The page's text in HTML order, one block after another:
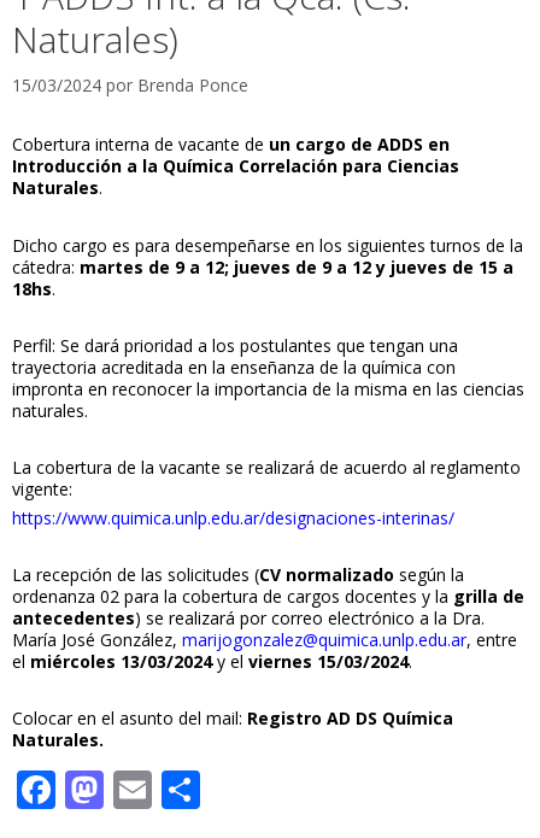
Naturales)
15/03/2024 por Brenda Ponce
Cobertura interna de vacante de un cargo de ADDS en
Introducción a la Química Correlación para Ciencias
Naturales.
Dicho cargo es para desempeñarse en los siguientes turnos de la
cátedra: martes de 9 a 12; jueves de 9 a 12 y jueves de 15 a
18hs.
Perfil: Se dará prioridad a los postulantes que tengan una
trayectoria acreditada en la enseñanza de la química con
impronta en reconocer la importancia de la misma en las ciencias
naturales.
La cobertura de la vacante se realizará de acuerdo al reglamento
vigente:
https://www.quimica.unlp.edu.ar/designaciones-interinas/
La recepción de las solicitudes (CV normalizado según la
ordenanza 02 para la cobertura de cargos docentes y la grilla de
antecedentes) se realizará por correo electrónico a la Dra.
María José González, marijogonzalez@quimica.unlp.edu.ar, entre
el miércoles 13/03/2024y el viernes 15/03/2024.
Colocar en el asunto del mail: Registro AD DS Química
Naturales.
F M E